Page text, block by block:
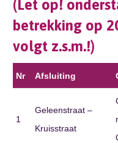
(Let op!
betrekking op
volgt z.s.m.!)
Nr Afsluiting
1
Geleenstraat –
Kruisstraat